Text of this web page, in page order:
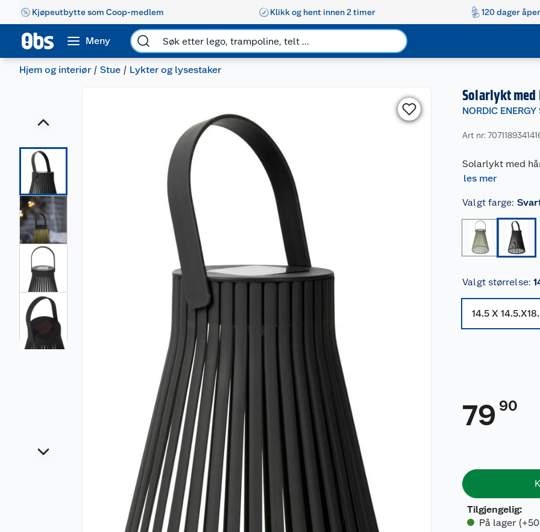
Kjøpeutbytte som Coop-medlem Klikk og hent innen 2 timer 120 dager
Meny
Hjem og interiør Stue Lykter og lysestaker
Solarlykt med
NORDIC
Art nr:
Solarlykt med
les mer
Valgt farge:
Valgt størrelse:
14.5 X
79 90
Tilgjengelig:
På lager